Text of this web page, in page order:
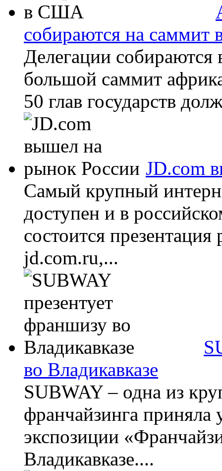
собираются на
Делегации
большой саммит
50 глав государств
JD.com
Самый крупный
доступен и в
состоится презентация
jd.com.ru,...
во Владикавказе
SUBWAY – одна из
франчайзинга приняла
экспозиции
Владикавказе....